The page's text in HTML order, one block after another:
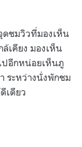
ดชมวิวที่มองเห็น
เคียง มองเห็น
ปอีกหน่อยเห็นภู
ระหว่างนั่งพักชม
เดียว